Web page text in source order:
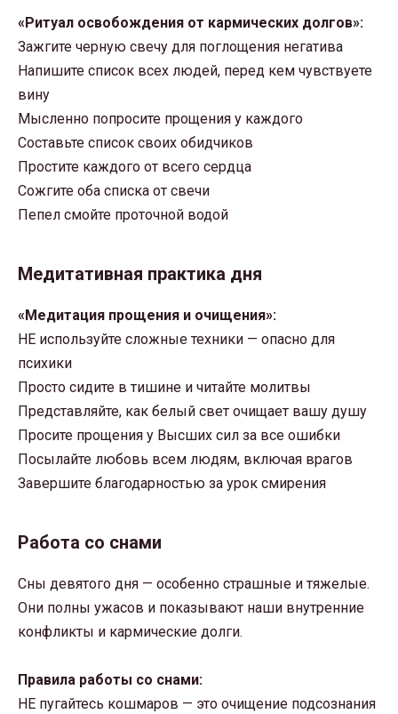
«Ритуал освобождения от кармических долгов»:
Зажгите черную свечу для поглощения негатива
Напишите список всех людей, перед кем чувствуете
вину
Мысленно попросите прощения у каждого
Составьте список своих обидчиков
Простите каждого от всего сердца
Сожгите оба списка от свечи
Пепел смойте проточной водой
Медитативная практика дня
«Медитация прощения и очищения»:
НЕ используйте сложные техники — опасно для
психики
Просто сидите в тишине и читайте молитвы
Представляйте, как белый свет очищает вашу душу
Просите прощения у Высших сил за все ошибки
Посылайте любовь всем людям, включая врагов
Завершите благодарностью за урок смирения
Работа со снами
Сны девятого дня — особенно страшные и тяжелые.
Они полны ужасов и показывают наши внутренние
конфликты и кармические долги.
Правила работы со снами:
НЕ пугайтесь кошмаров — это очищение подсознания